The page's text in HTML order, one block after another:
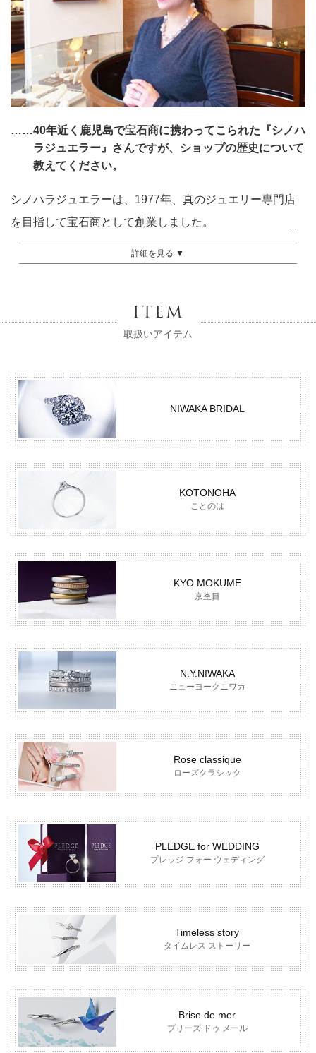
……40年近く鹿児島で宝石商に携わってこられた『シノハ
ラジュエラー』さんですが、ショップの歴史について
教えてください。
シノハラジュエラーは、1977年、真のジュエリー専門店
を目指して宝石商として創業しました。
創業当時はクオリティの高いオリジナルジュエリーを提供
以来、徹底した品質管理とお客様へのおもてなしにこだわ
り続け、規模と品揃えの面で発展していきました。
よりラグジュアリーなスペシャリティサロンへとシフトし
ていきました。
しさにこだわり、クオリティやデザイン性の高さはもちろ
ん、ブランドコンセプトが確立したジュエリーのみ取り扱
っています。
親子2世代、3世代に渡るお客様も多数、世代を超えてお付
き合いができる大人の落ち着きに彩られたサロンです。
詳細を見る ▼
ITEM
取扱いアイテム
NIWAKA BRIDAL
KOTONOHA
ことのは
KYO MOKUME
京杢目
N.Y.NIWAKA
ニューヨークニワカ
Rose classique
ローズクラシック
PLEDGE for WEDDING
プレッジ フォー ウェディング
Timeless story
タイムレス ストーリー
Brise de mer
ブリーズ ドゥ メール